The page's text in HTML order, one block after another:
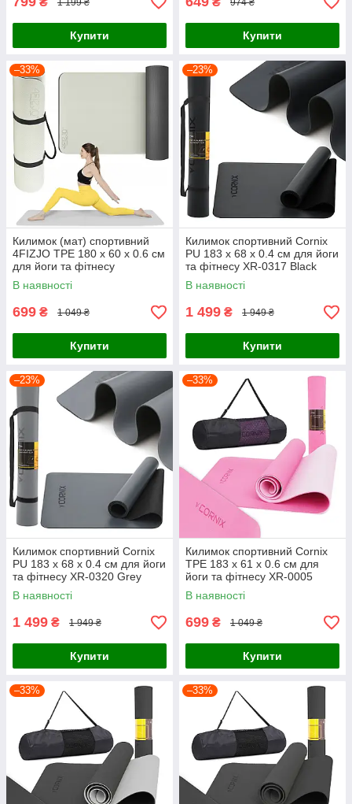
Купити Купити
–33%
Килимок (мат) спортивний
4FIZJO TPE 180 x 60 x 0.6 см
для йоги та фітнесу
Grey/Black (P-
5907739317100)
В наявності
699 ₴ 1 049 ₴
Купити
–23%
Килимок спортивний Cornix
PU 183 x 68 x 0.4 см для йоги
та фітнесу XR-0317 Black
В наявності
1 499 ₴ 1 949 ₴
Купити
–23%
Килимок спортивний Cornix
PU 183 x 68 x 0.4 см для йоги
та фітнесу XR-0320 Grey
В наявності
1 499 ₴ 1 949 ₴
Купити
–33%
Килимок спортивний Cornix
TPE 183 x 61 x 0.6 см для
йоги та фітнесу XR-0005
Pink/Rose
В наявності
699 ₴ 1 049 ₴
Купити
–33% –33%